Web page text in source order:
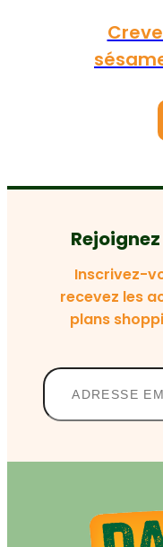
Rejoignez
Inscrivez-
recevez les
plans